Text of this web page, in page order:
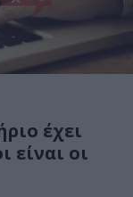
έχει
είναι οι